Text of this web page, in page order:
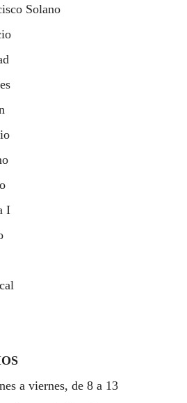
Solano
I
a viernes, de 8 a 13